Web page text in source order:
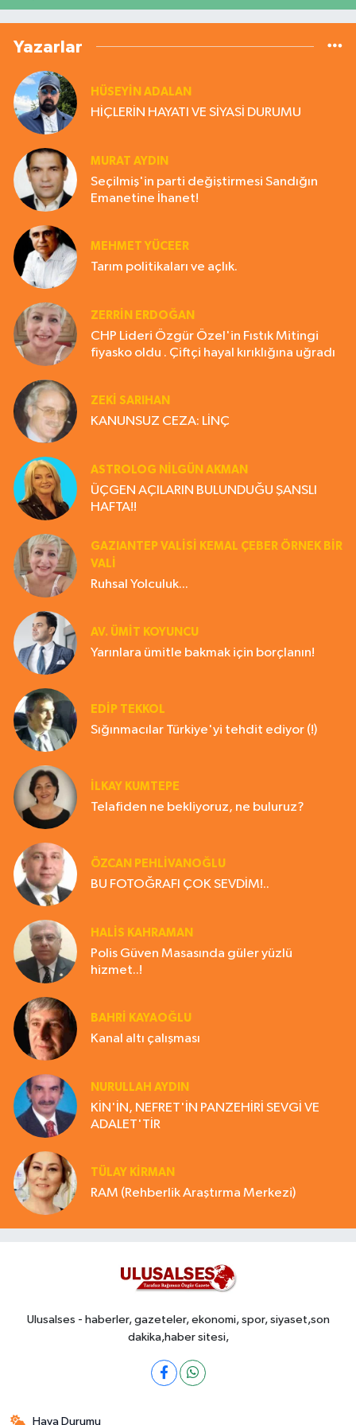
Yazarlar
HÜSEYIN ADALAN
HİÇLERİN HAYATI VE SİYASİ DURUMU
MURAT AYDIN
Seçilmiş'in parti değiştirmesi Sandığın
Emanetine İhanet!
MEHMET YÜCEER
Tarım politikaları ve açlık.
ZERRIN ERDOĞAN
CHP Lideri Özgür Özel'in Fıstık Mitingi
fiyasko oldu . Çiftçi hayal kırıklığına uğradı
ZEKI SARIHAN
KANUNSUZ CEZA: LİNÇ
ASTROLOG NILGÜN AKMAN
ÜÇGEN AÇILARIN BULUNDUĞU ŞANSLI
HAFTA!!
GAZIANTEP VALISI KEMAL ÇEBER ÖRNEK BİR
VALİ
Ruhsal Yolculuk...
AV. ÜMIT KOYUNCU
Yarınlara ümitle bakmak için borçlanın!
EDIP TEKKOL
Sığınmacılar Türkiye'yi tehdit ediyor (!)
İLKAY KUMTEPE
Telafiden ne bekliyoruz, ne buluruz?
ÖZCAN PEHLİVANOĞLU
BU FOTOĞRAFI ÇOK SEVDİM!..
HALIS KAHRAMAN
Polis Güven Masasında güler yüzlü
hizmet..!
BAHRI KAYAOĞLU
Kanal altı çalışması
NURULLAH AYDIN
KİN'İN, NEFRET'İN PANZEHİRİ SEVGİ VE
ADALET'TİR
TÜLAY KİRMAN
RAM (Rehberlik Araştırma Merkezi)
Ulusalses - haberler, gazeteler, ekonomi, spor, siyaset,son
dakika,haber sitesi,
Hava Durumu